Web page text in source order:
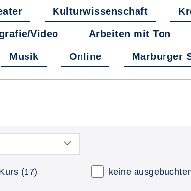
Kulturwissenschaft
Video Arbeiten mit Ton
Musik Online Marburger
(17) keine ausgebuchten